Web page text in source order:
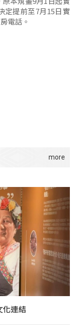
定提前至7月15日實
電話。
化連結